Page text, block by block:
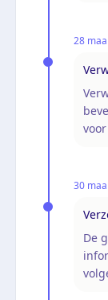
28
30
De